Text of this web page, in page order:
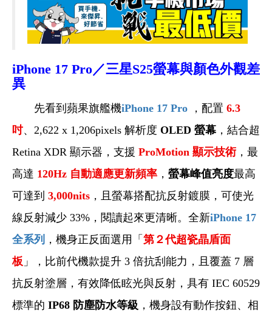
iPhone 17 Pro／三星S25螢幕與顏色外觀差
異
先看到蘋果旗艦機iPhone 17 Pro ，配置 6.3
吋、2,622 x 1,206pixels 解析度 OLED 螢幕，結合超
Retina XDR 顯示器，支援 ProMotion 顯示技術 ，最
高達 120Hz 自動適應更新頻率 ， 螢幕峰值亮度最高
可達到 3,000nits ，且螢幕搭配抗反射鍍膜，可使光
線反射減少 33%，閱讀起來更清晰。全新iPhone 17
全系列 ，機身正反面選用「 第２代超瓷晶盾面
板 」，比前代機款提升 3 倍抗刮能力，且覆蓋 7 層
抗反射塗層，有效降低眩光與反射，具有 IEC 60529
標準的 IP68 防塵防水等級 ，機身設有動作按鈕、相